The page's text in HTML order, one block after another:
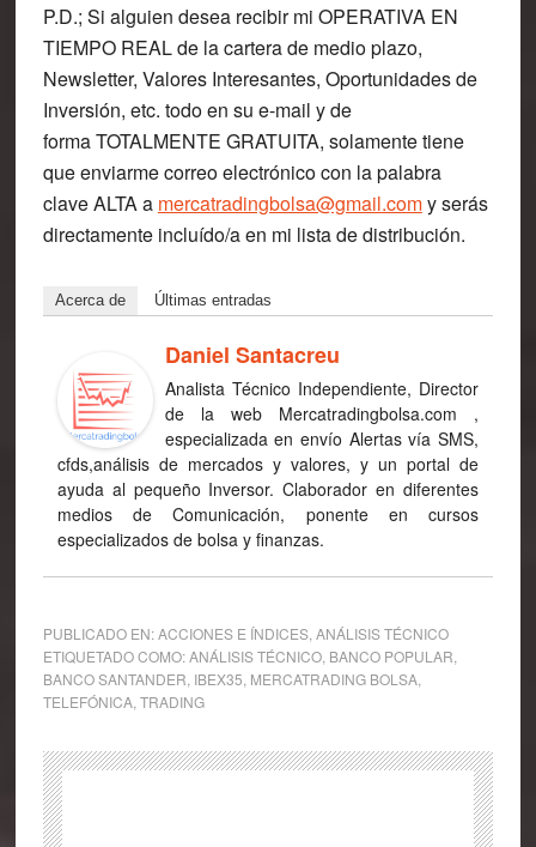
P.D.; Si alguien desea recibir mi OPERATIVA EN
TIEMPO REALde la cartera de medio plazo,
Newsletter, Valores Interesantes, Oportunidades de
Inversión, etc. todo en su e-mail y de
formaTOTALMENTE GRATUITA, solamente tiene
que enviarme correo electrónico con la palabra
claveALTAa mercatradingbolsa@gmail.comy serás
directamente incluído/a en mi lista de distribución.
Acerca de Últimas entradas
Daniel Santacreu
Analista Técnico Independiente, Director
de la web Mercatradingbolsa.com ,
especializada en envío Alertas vía SMS,
cfds,análisis de mercados y valores, y un portal de
ayuda al pequeño Inversor. Claborador en diferentes
medios de Comunicación, ponente en cursos
especializados de bolsa y finanzas.
PUBLICADO EN:ACCIONES E ÍNDICES, ANÁLISIS TÉCNICO
ETIQUETADO COMO:ANÁLISIS TÉCNICO, BANCO POPULAR
BANCO SANTANDER IBEX35 MERCATRADING BOLSA,
TELEFÓNICA, TRADING